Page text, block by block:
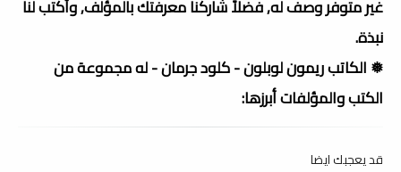
غير متوفر وصف له, فضلاً شاركنا معرفتك بالمؤلف, وأكتب لنا
نبذة.
❅ الكاتب ريمون لوبلون - كلود جرمان - له مجموعة من
الكتب والمؤلفات أبرزها:
قد يعجبك ايضا